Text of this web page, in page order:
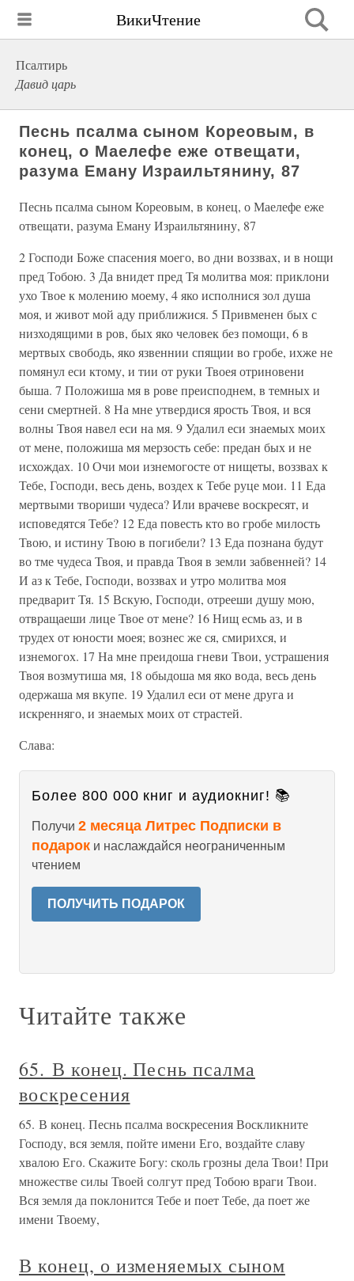
ВикиЧтение
Псалтирь
Давид царь
Песнь псалма сыном Кореовым, в
конец, о Маелефе еже отвещати,
разума Еману Израильтянину, 87
Песнь псалма сыном Кореовым, в конец, о Маелефе еже
отвещати, разума Еману Израильтянину, 87
2 Господи Боже спасения моего, во дни воззвах, и в нощи
пред Тобою. 3 Да внидет пред Тя молитва моя: приклони
ухо Твое к молению моему, 4 яко исполнися зол душа
моя, и живот мой аду приближися. 5 Привменен бых с
низходящими в ров, бых яко человек без помощи, 6 в
мертвых свободь, яко язвеннии спящии во гробе, ихже не
помянул еси ктому, и тии от руки Твоея отриновени
быша. 7 Положиша мя в рове преисподнем, в темных и
сени смертней. 8 На мне утвердися ярость Твоя, и вся
волны Твоя навел еси на мя. 9 Удалил еси знаемых моих
от мене, положиша мя мерзость себе: предан бых и не
исхождах. 10 Очи мои изнемогосте от нищеты, воззвах к
Тебе, Господи, весь день, воздех к Тебе руце мои. 11 Еда
мертвыми твориши чудеса? Или врачеве воскресят, и
исповедятся Тебе? 12 Еда повесть кто во гробе милость
Твою, и истину Твою в погибели? 13 Еда познана будут
во тме чудеса Твоя, и правда Твоя в земли забвенней? 14
И аз к Тебе, Господи, воззвах и утро молитва моя
предварит Тя. 15 Вскую, Господи, отрееши душу мою,
отвращаеши лице Твое от мене? 16 Нищ есмь аз, и в
трудех от юности моея; вознес же ся, смирихся, и
изнемогох. 17 На мне преидоша гневи Твои, устрашения
Твоя возмутиша мя, 18 обыдоша мя яко вода, весь день
одержаша мя вкупе. 19 Удалил еси от мене друга и
искренняго, и знаемых моих от страстей.
Слава:
Более 800 000 книг и аудиокниг! 📚
Получи 2 месяца Литрес Подписки в
подарок и наслаждайся неограниченным
чтением
ПОЛУЧИТЬ ПОДАРОК
Читайте также
65. В конец. Песнь псалма
воскресения
65. В конец. Песнь псалма воскресения Воскликните
Господу, вся земля, пойте имени Его, воздайте славу
хвалою Его. Скажите Богу: сколь грозны дела Твои! При
множестве силы Твоей солгут пред Тобою враги Твои.
Вся земля да поклонится Тебе и поет Тебе, да поет же
имени Твоему,
В конец, о изменяемых сыном